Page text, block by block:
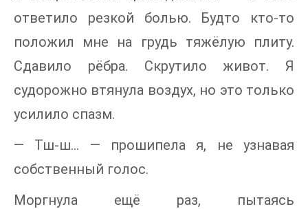
ответило резкой болью. Будто кто-то
положил мне на грудь тяжёлую плиту.
Сдавило рёбра. Скрутило живот. Я
судорожно втянула воздух, но это только
усилило спазм.
— Тш-ш… — прошипела я, не узнавая
собственный голос.
Моргнула ещё раз, пытаясь